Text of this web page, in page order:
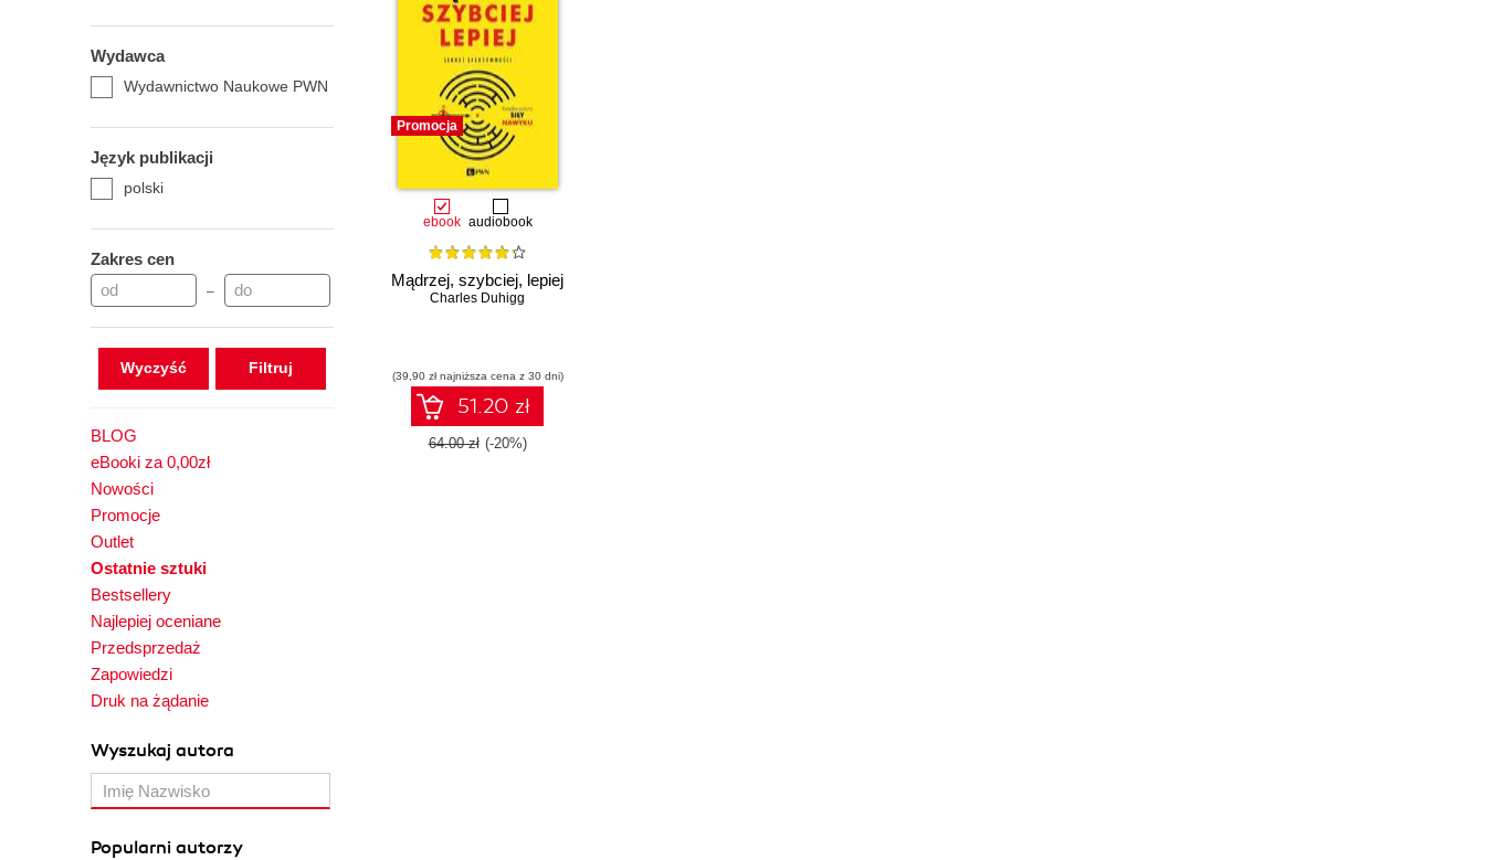
Wydawca
Wydawnictwo Naukowe PWN
Język publikacji
polski
Zakres cen
–
Wyczyść
BLOG
eBooki za 0,00zł
Nowości
Promocje
Outlet
Ostatnie sztuki
Bestsellery
Najlepiej oceniane
Przedsprzedaż
Zapowiedzi
Druk na żądanie
Wyszukaj autora
Popularni autorzy
Promocja
ebook audiobook
Mądrzej, szybciej, lepiej
Charles Duhigg
(39,90 zł najniższa cena z 30 dni)
51.20 zł
64.00 zł (-20%)